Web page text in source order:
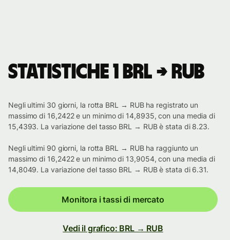
Statistiche 1 BRL → RUB
Negli ultimi 30 giorni, la rotta BRL → RUB ha registrato un
massimo di 16,2422 e un minimo di 14,8935, con una media di
15,4393. La variazione del tasso BRL → RUB è stata di 8.23.
Negli ultimi 90 giorni, la rotta BRL → RUB ha raggiunto un
massimo di 16,2422 e un minimo di 13,9054, con una media di
14,8049. La variazione del tasso BRL → RUB è stata di 6.31.
Monitora i tassi di mercato
Vedi il grafico: BRL → RUB